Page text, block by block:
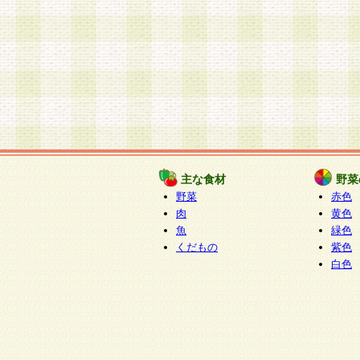
主な食材
野菜
肉
魚
くだもの
野
赤色
黄色
緑色
紫色
白色